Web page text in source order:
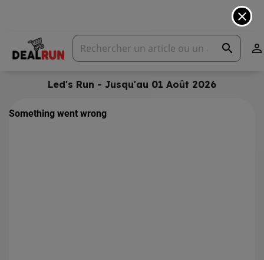
search 
close
Led's Run - Jusqu'au 01 Août 2026